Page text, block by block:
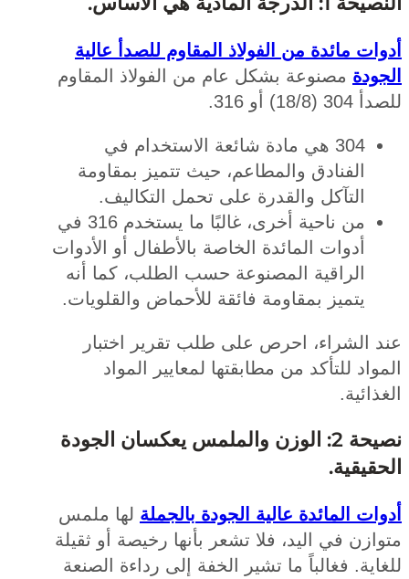
مائدة من الفولاذ المقاوم للصدأ عالية
مصنوعة بشكل عام من الفولاذ المقاوم
8) أو 316.
304 هي مادة شائعة الاستخدام في
الفنادق والمطاعم، حيث تتميز بمقاومة
التآكل والقدرة على تحمل التكاليف.
من ناحية أخرى، غالبًا ما يستخدم 316 في
أدوات المائدة الخاصة بالأطفال أو الأدوات
الراقية المصنوعة حسب الطلب، كما أنه
يتميز بمقاومة فائقة للأحماض والقلويات.
الشراء، احرص على طلب تقرير اختبار
للتأكد من مطابقتها لمعايير المواد
نصيحة 2: الوزن والملمس يعكسان الجودة
المائدة عالية الجودة بالجملةلها ملمس
في اليد، فلا تشعر بأنها رخيصة أو ثقيلة
فغالباً ما تشير الخفة إلى رداءة الصنعة